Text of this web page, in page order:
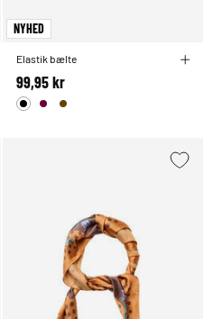
NYHED
Elastik bælte
99,95 kr